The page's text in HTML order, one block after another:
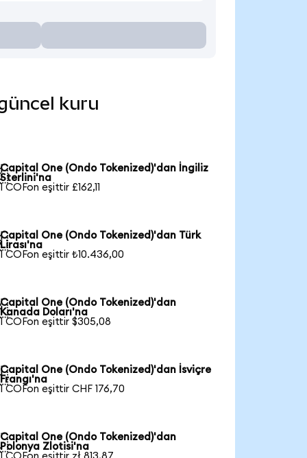
kuru
Capital One (Ondo Tokenized)'dan İngiliz
Sterlini'na
1 COFon eşittir £162,11
Capital One (Ondo Tokenized)'dan Türk
Lirası'na
1 COFon eşittir ₺10.436,00
Capital One (Ondo Tokenized)'dan
Kanada Doları'na
1 COFon eşittir $305,08
Capital One (Ondo Tokenized)'dan İsviçre
Frangı'na
1 COFon eşittir CHF 176,70
Capital One (Ondo Tokenized)'dan
Polonya Zlotisi'na